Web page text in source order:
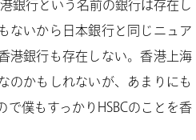
銀行という名前の銀行は存在し
ないから日本銀行と同じニュア
港銀行も存在しない。香港上海
のかもしれないが、あまりにも
で僕もすっかりHSBCのことを香